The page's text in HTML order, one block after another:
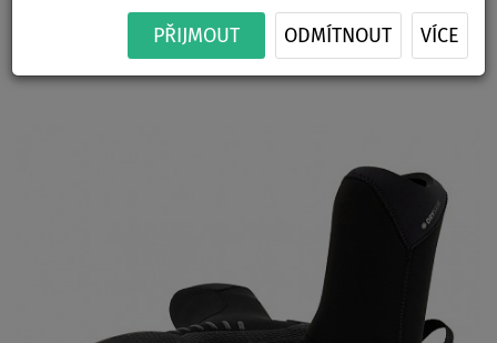
PŘIJMOUT ODMÍTNOUT VÍCE
5.5mm XGRIP - velikost: 37/38